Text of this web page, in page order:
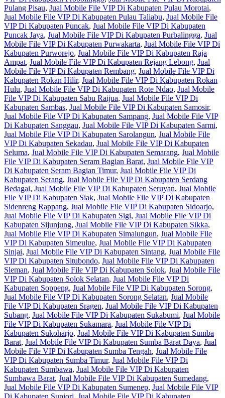
Pulang Pisau, Jual Mobile File VIP Di Kabupaten Pulau Morotai,
Jual Mobile File VIP Di Kabupaten Pulau Taliabu, Jual Mobile File
VIP Di Kabupaten Puncak, Jual Mobile File VIP Di Kabupaten
Puncak Jaya, Jual Mobile File VIP Di Kabupaten Purbalingga, Jual
Mobile File VIP Di Kabupaten Purwakarta, Jual Mobile File VIP Di
Kabupaten Purworejo, Jual Mobile File VIP Di Kabupaten Raja
Ampat, Jual Mobile File VIP Di Kabupaten Rejang Lebong, Jual
Mobile File VIP Di Kabupaten Rembang, Jual Mobile File VIP Di
Kabupaten Rokan Hilir, Jual Mobile File VIP Di Kabupaten Rokan
Hulu, Jual Mobile File VIP Di Kabupaten Rote Ndao, Jual Mobile
File VIP Di Kabupaten Sabu Raijua, Jual Mobile File VIP Di
Kabupaten Sambas, Jual Mobile File VIP Di Kabupaten Samosir,
Jual Mobile File VIP Di Kabupaten Sampang, Jual Mobile File VIP
Di Kabupaten Sanggau, Jual Mobile File VIP Di Kabupaten Sarmi,
Jual Mobile File VIP Di Kabupaten Sarolangun, Jual Mobile File
VIP Di Kabupaten Sekadau, Jual Mobile File VIP Di Kabupaten
Seluma, Jual Mobile File VIP Di Kabupaten Semarang, Jual Mobile
File VIP Di Kabupaten Seram Bagian Barat, Jual Mobile File VIP
Di Kabupaten Seram Bagian Timur, Jual Mobile File VIP Di
Kabupaten Serang, Jual Mobile File VIP Di Kabupaten Serdang
Bedagai, Jual Mobile File VIP Di Kabupaten Seruyan, Jual Mobile
File VIP Di Kabupaten Siak, Jual Mobile File VIP Di Kabupaten
Sidenreng Rappang, Jual Mobile File VIP Di Kabupaten Sidoarjo,
Jual Mobile File VIP Di Kabupaten Sigi, Jual Mobile File VIP Di
Kabupaten Sijunjung, Jual Mobile File VIP Di Kabupaten Sikka,
Jual Mobile File VIP Di Kabupaten Simalungun, Jual Mobile File
VIP Di Kabupaten Simeulue, Jual Mobile File VIP Di Kabupaten
Sinjai, Jual Mobile File VIP Di Kabupaten Sintang, Jual Mobile File
VIP Di Kabupaten Situbondo, Jual Mobile File VIP Di Kabupaten
Sleman, Jual Mobile File VIP Di Kabupaten Solok, Jual Mobile File
VIP Di Kabupaten Solok Selatan, Jual Mobile File VIP Di
Kabupaten Soppeng, Jual Mobile File VIP Di Kabupaten Sorong,
Jual Mobile File VIP Di Kabupaten Sorong Selatan, Jual Mobile
File VIP Di Kabupaten Sragen, Jual Mobile File VIP Di Kabupaten
Subang, Jual Mobile File VIP Di Kabupaten Sukabumi, Jual Mobile
File VIP Di Kabupaten Sukamara, Jual Mobile File VIP Di
Kabupaten Sukoharjo, Jual Mobile File VIP Di Kabupaten Sumba
Barat, Jual Mobile File VIP Di Kabupaten Sumba Barat Daya, Jual
Mobile File VIP Di Kabupaten Sumba Tengah, Jual Mobile File
VIP Di Kabupaten Sumba Timur, Jual Mobile File VIP Di
Kabupaten Sumbawa, Jual Mobile File VIP Di Kabupaten
Sumbawa Barat, Jual Mobile File VIP Di Kabupaten Sumedang,
Jual Mobile File VIP Di Kabupaten Sumenep, Jual Mobile File VIP
Di Kabupaten Supiori, Jual Mobile File VIP Di Kabupaten